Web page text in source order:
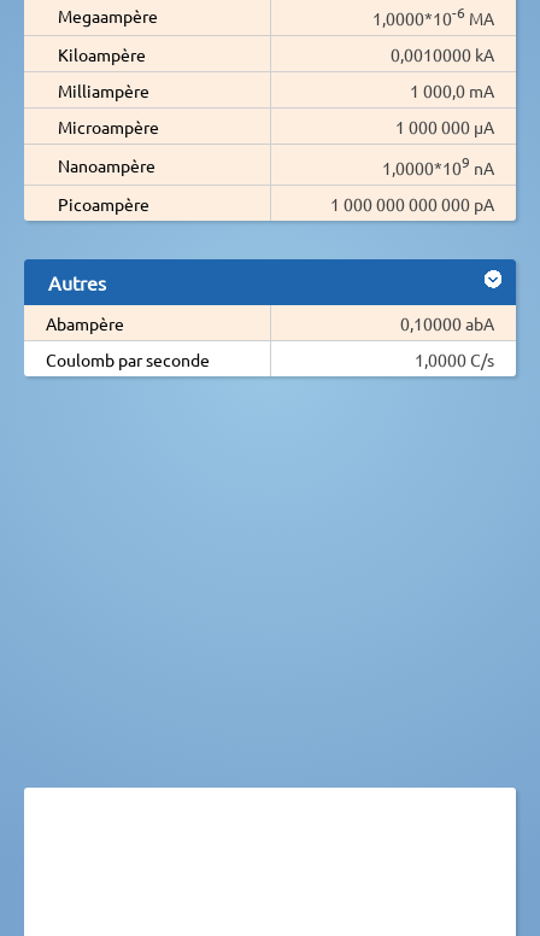
Megaampère
1,0000*10-6 MA
Kiloampère
0,0010000 kA
Milliampère
1 000,0 mA
Microampère
1 000 000 µA
Nanoampère
1,0000*109 nA
Picoampère
1 000 000 000 000 pA
Autres
Abampère
0,10000 abA
Coulomb par seconde
1,0000 C/s